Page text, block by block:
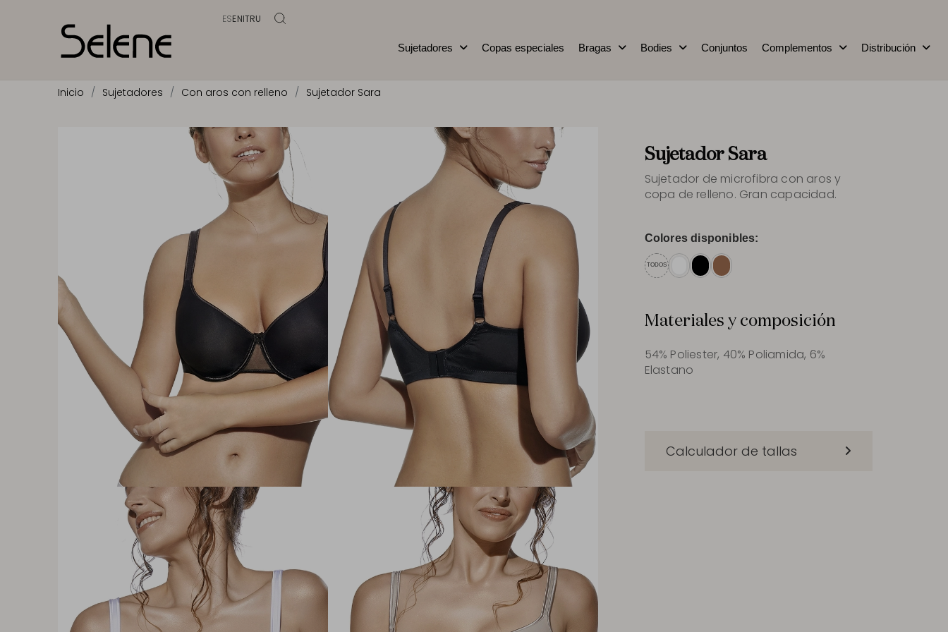
ESENITRU
Sujetadores Copas especiales Bragas Bodies Conjuntos Complementos Distribución
Inicio Sujetadores Con aros con relleno Sujetador Sara
Sujetador Sara
Sujetador de microfibra con aros y
copa de relleno. Gran capacidad.
Colores disponibles:
TODOS
Materiales y composición
54% Poliester, 40% Poliamida, 6%
Elastano
Calculador de tallas